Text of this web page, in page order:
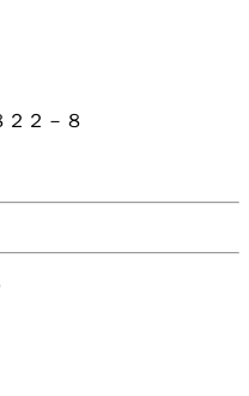
２－８